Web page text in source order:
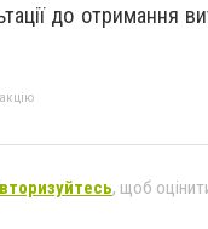
до отримання
, щоб